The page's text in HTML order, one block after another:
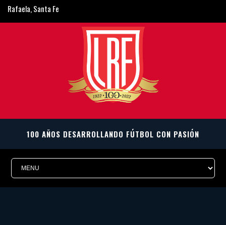
Rafaela, Santa Fe
ligarafaelina@gmail.com